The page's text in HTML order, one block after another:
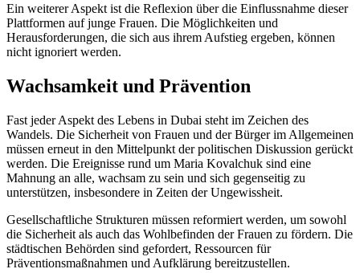
Ein weiterer Aspekt ist die Reflexion über die Einflussnahme dieser
Plattformen auf junge Frauen. Die Möglichkeiten und
Herausforderungen, die sich aus ihrem Aufstieg ergeben, können
nicht ignoriert werden.
Wachsamkeit und Prävention
Fast jeder Aspekt des Lebens in Dubai steht im Zeichen des
Wandels. Die Sicherheit von Frauen und der Bürger im Allgemeinen
müssen erneut in den Mittelpunkt der politischen Diskussion gerückt
werden. Die Ereignisse rund um Maria Kovalchuk sind eine
Mahnung an alle, wachsam zu sein und sich gegenseitig zu
unterstützen, insbesondere in Zeiten der Ungewissheit.
Gesellschaftliche Strukturen müssen reformiert werden, um sowohl
die Sicherheit als auch das Wohlbefinden der Frauen zu fördern. Die
städtischen Behörden sind gefordert, Ressourcen für
Präventionsmaßnahmen und Aufklärung bereitzustellen.